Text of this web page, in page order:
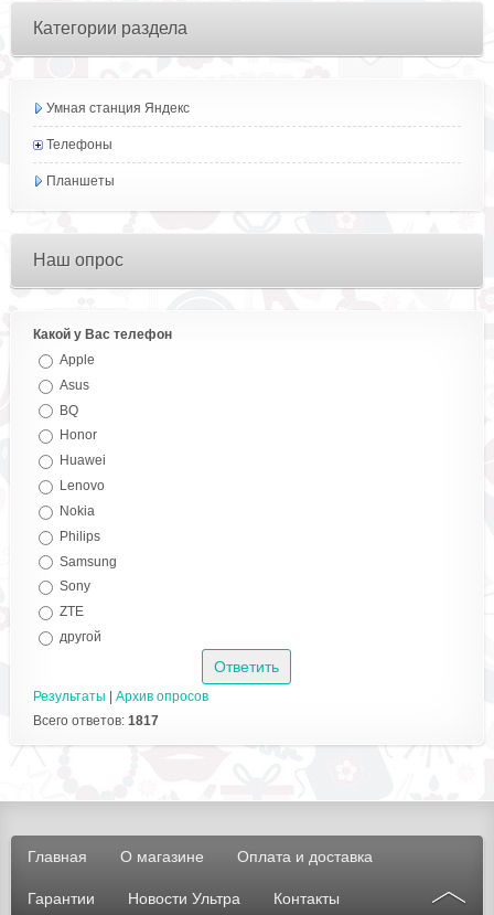
Категории раздела
Умная станция Яндекс
Телефоны
Планшеты
Наш опрос
Какой у Вас телефон
Apple
Asus
BQ
Honor
Huawei
Lenovo
Nokia
Philips
Samsung
Sony
ZTE
другой
Результаты
Архив опросов
Всего ответов: 1817
Главная О магазине Оплата и доставка
Гарантии Новости Ультра Контакты